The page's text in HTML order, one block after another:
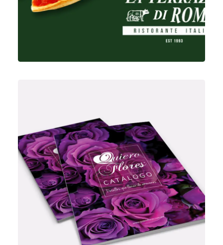
Diseño Gráfico,Redes Sociales,Fotografía,
Diseño Web